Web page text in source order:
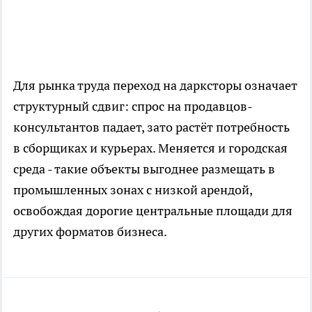
Для рынка труда переход на дарксторы означает
структурный сдвиг: спрос на продавцов-
консультантов падает, зато растёт потребность
в сборщиках и курьерах. Меняется и городская
среда - такие объекты выгоднее размещать в
промышленных зонах с низкой арендой,
освобождая дорогие центральные площади для
других форматов бизнеса.